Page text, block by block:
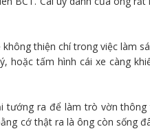
thiện chí trong việc làm
hoặc tấm hình cái xe càng
tướng ra để làm trò vờn
cớ thật ra là ông còn sống